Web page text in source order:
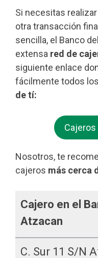
Si necesitas
otra transacción
sencilla, el Banco
extensa red de
siguiente enlace
fácilmente todos los
de tí:
Nosotros, te
cajeros más cerca
Cajero en el
Atzacan
C. Sur 11 S/n